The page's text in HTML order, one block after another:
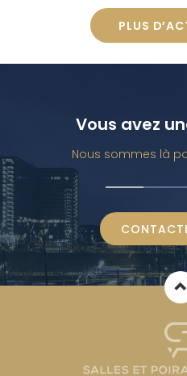
PLUS
Vous avez
Nous sommes là